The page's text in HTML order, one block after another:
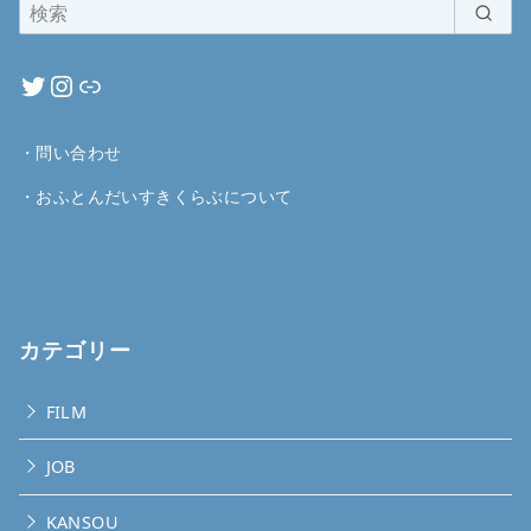
・ 問い合わせ
・ おふとんだいすきくらぶについて
カテゴリー
FILM
JOB
KANSOU